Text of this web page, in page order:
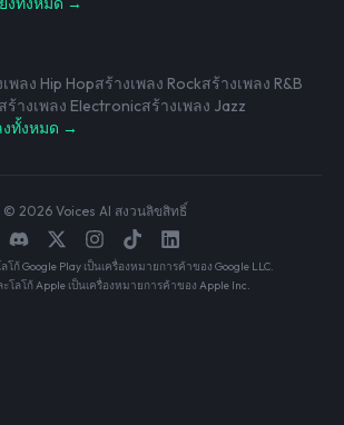
พลง Hip Hopสร้างเพลง Rockสร้างเพลง R&B
สร้างเพลง Electronicสร้างเพลง Jazz
งทั้งหมด →
© 2026 Voices AI สงวนลิขสิทธิ์
โก้ Google Play เป็นเครื่องหมายการค้าของ Google LLC.
ะโลโก้ Apple เป็นเครื่องหมายการค้าของ Apple Inc.